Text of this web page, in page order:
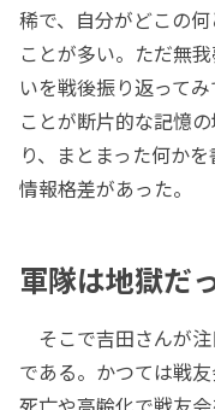
稀で、自分がどこの
ことが多い。ただ無
いを戦後振り返って
ことが断片的な記憶
り、まとまった何か
情報格差があった。
軍隊は地獄だ
そこで吉田さんが
である。かつては戦